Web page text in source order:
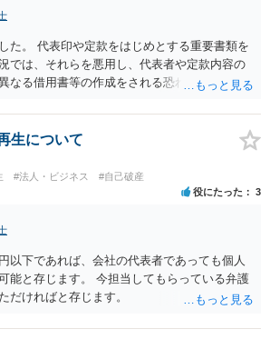
た。 代表印や定款をはじめとする重要書類を
では、それらを悪用し、代表者や定款内容の
なる借用書等の作成をされる恐れもあり、早
、代表印紛失の届け出と新たな代表印の登録
のと思慮いたします。この際には、ご相談者
、印鑑証明等が必要になる場合もありますの
た、正確には当時の状況にもよりますが、代
談者様の意思に反してなされたものであれ
出す必要も考えられます。 なお、ご記載を見
社の社員にはなっていないとのことであり、
貸主に過ぎないものと思われますので、こう
されるものではなく、即時の返還に応じない
も必要になるかと思われます。 ご自身でのご
弁護士にも相談し、対応を検討されたほうが
生について
#法人・ビジネス #自己破産
役にたった 3
以下であれば、会社の代表者であっても個人
能と存じます。 今担当してもらっている弁護
だければと存じます。